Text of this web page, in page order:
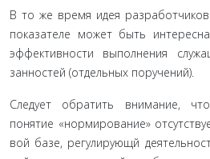
В то же время идея
показателе может быть
эффективности выполнения
занностей (отдельных поручений).
Следует обратить внимание,
понятие «нормирование»
вой базе, регулирующй